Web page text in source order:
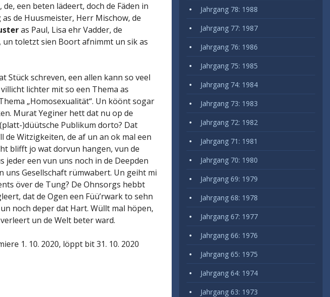
een beten lädeert, doch de Fäden in
as de Huusmeister, Herr Mischow, de
as Paul, Lisa ehr Vadder, de
un toletzt sien Boort afnimmt un sik as
Stück schreven, een allen kann so veel
lichter mit so een Thema as
„Homosexualität“. Un köönt sogar
Murat Yeginer hett dat nu op de
)düütsche Publikum dorto? Dat
de Witzigkeiten, de af un an ok mal een
blifft jo wat dorvun hangen, vun de
jeder een vun uns noch in de Deepden
uns Gesellschaft rümwabert. Un geiht mi
över de Tung? De Ohnsorgs hebbt
dat de Ogen een Füü’rwark to sehn
noch deper dat Hart. Wüllt mal höpen,
un de Welt beter ward.
1. 10. 2020, löppt bit 31. 10. 2020
Jahrgang 78: 1988
Jahrgang 77: 1987
Jahrgang 76: 1986
Jahrgang 75: 1985
Jahrgang 74: 1984
Jahrgang 73: 1983
Jahrgang 72: 1982
Jahrgang 71: 1981
Jahrgang 70: 1980
Jahrgang 69: 1979
Jahrgang 68: 1978
Jahrgang 67: 1977
Jahrgang 66: 1976
Jahrgang 65: 1975
Jahrgang 64: 1974
Jahrgang 63: 1973